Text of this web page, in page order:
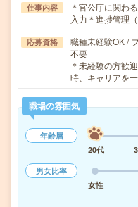
仕事内容
＊官公庁に関わ
入力＊進捗管理
応募資格
職種未経験OK /
不要
＊未経験の方歓
時、キャリアを
職場の雰囲気
年齢層
20代
男女比率
女性